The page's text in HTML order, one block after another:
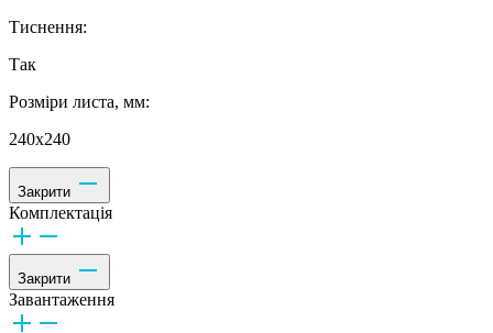
Тиснення:
Так
Розміри листа, мм:
240х240
Закрити
Комплектація
Закрити
Завантаження